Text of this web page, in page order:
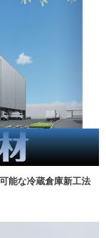
能な冷蔵倉庫新工法